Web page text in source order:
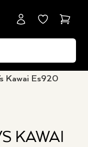
Kawai Es920
KAWAI